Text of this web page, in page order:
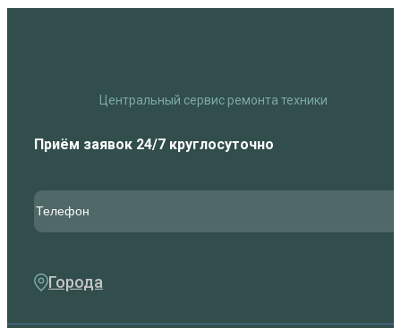
Центральный сервис ремонта техники
Города
Приём заявок 24/7 круглосуточно